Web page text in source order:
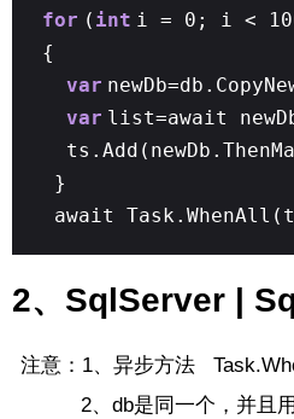
for ( int i = 0; i <
{
var
var list=await
}
await
2、SqlServer |
注意：1、异步方法
2、db是同一个，并且用